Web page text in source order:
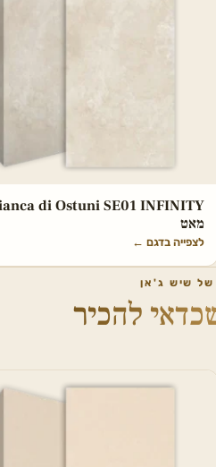
di Ostuni SE01 INFINITY
מאט
לצפייה בדגם ←
שיש ג'אן
להכיר